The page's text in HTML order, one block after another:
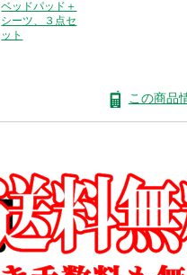
ベッドパッド＋
シーツ、３点セ
ット
この商品